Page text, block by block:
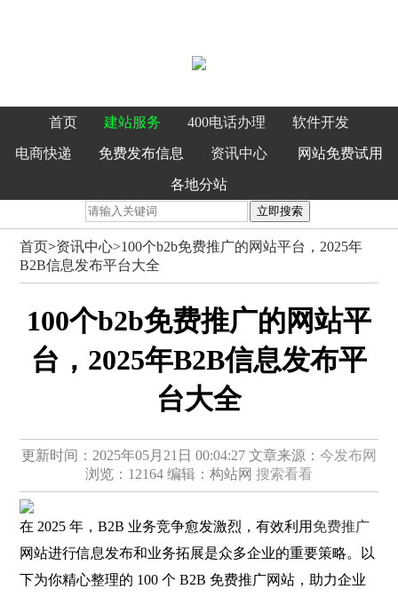
首页 建站服务 400电话办理 软件开发
电商快递 免费发布信息 资讯中心 网站免费试用
各地分站
立即搜索
首页>资讯中心>100个b2b免费推广的网站平台，2025年
B2B信息发布平台大全
100个b2b免费推广的网站平
台，2025年B2B信息发布平
台大全
更新时间：2025年05月21日 00:04:27 文章来源： 今发布网
浏览：12164 编辑：构站网 搜索看看
在 2025 年，B2B 业务竞争愈发激烈，有效利用 免费推广
网站进行信息发布和业务拓展是众多企业的重要策略。以
下为你精心整理的 100 个 B2B 免费推广网站，助力企业